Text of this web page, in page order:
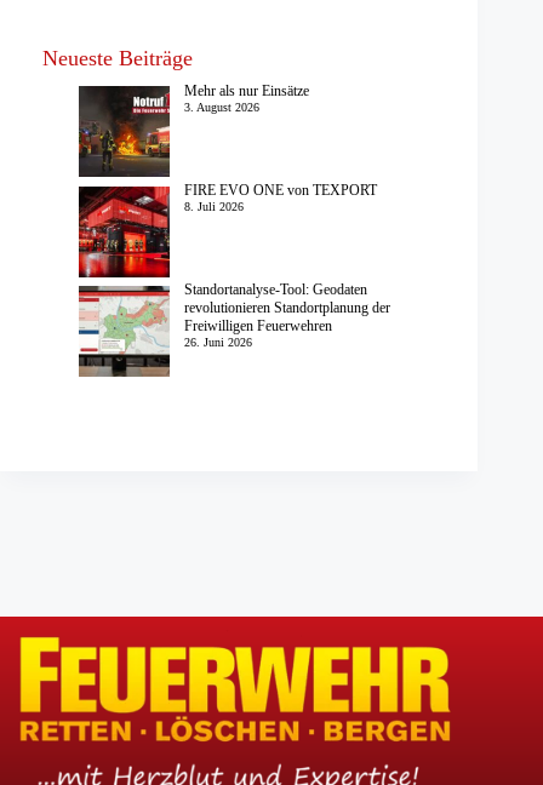
Neueste Beiträge
Mehr als nur Einsätze
3. August 2026
FIRE EVO ONE von TEXPORT
8. Juli 2026
Standortanalyse-Tool: Geodaten
revolutionieren Standortplanung der
Freiwilligen Feuerwehren
26. Juni 2026